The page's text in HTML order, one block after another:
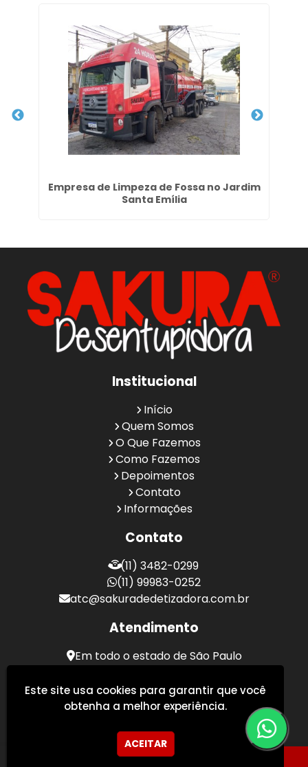
Empresa de Limpeza de Fossa no Jardim
Santa Emília
Institucional
Início
Quem Somos
O Que Fazemos
Como Fazemos
Depoimentos
Contato
Informações
Contato
(11) 3482-0299
(11) 99983-0252
atc@sakuradedetizadora.com.br
Atendimento
Em todo o estado de São Paulo
Este site usa cookies para garantir que você
obtenha a melhor experiência.
ACEITAR